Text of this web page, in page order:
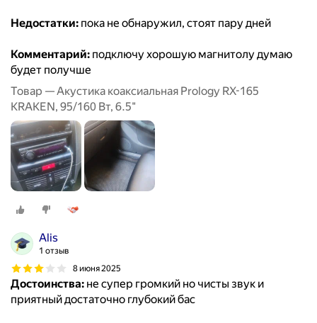
Недостатки: пока не обнаружил, стоят пару дней
Комментарий: подключу хорошую магнитолу думаю
будет получше
Товар — Акустика коаксиальная Prology RX-165
KRAKEN, 95/160 Вт, 6.5"
Alis
1 отзыв
8 июня 2025
Достоинства: не супер громкий но чисты звук и
приятный достаточно глубокий бас